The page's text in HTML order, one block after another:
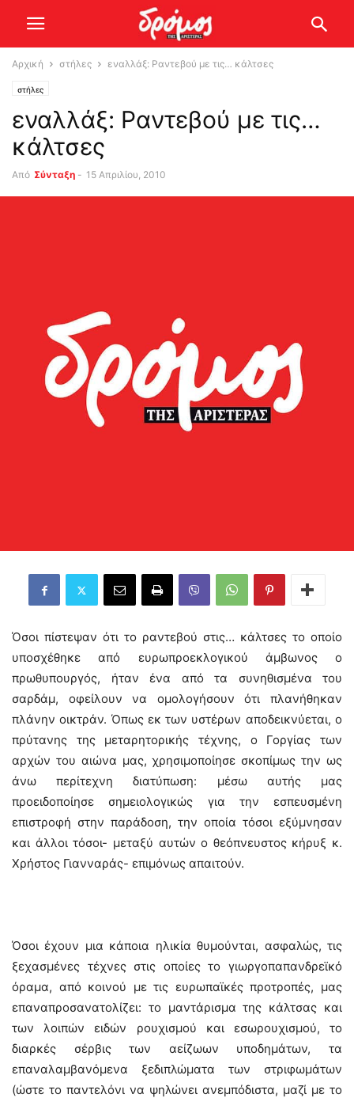
Αρχική στήλες εναλλάξ: Ραντεβού με τις… κάλτσες
στήλες
εναλλάξ: Ραντεβού με τις…
κάλτσες
Από Σύνταξη - 15 Απριλίου, 2010
Όσοι πίστεψαν ότι το ραντεβού στις… κάλτσες το οποίο
υποσχέθηκε από ευρωπροεκλογικού άμβωνος ο
πρωθυπουργός, ήταν ένα από τα συνηθισμένα του
σαρδάμ, οφείλουν να ομολογήσουν ότι πλανήθηκαν
πλάνην οικτράν. Όπως εκ των υστέρων αποδεικνύεται, ο
πρύτανης της μεταρητορικής τέχνης, ο Γοργίας των
αρχών του αιώνα μας, χρησιμοποίησε σκοπίμως την ως
άνω περίτεχνη διατύπωση: μέσω αυτής μας
προειδοποίησε σημειολογικώς για την εσπευσμένη
επιστροφή στην παράδοση, την οποία τόσοι εξύμνησαν
και άλλοι τόσοι- μεταξύ αυτών ο θεόπνευστος κήρυξ κ.
Χρήστος Γιανναράς- επιμόνως απαιτούν.
Όσοι έχουν μια κάποια ηλικία θυμούνται, ασφαλώς, τις
ξεχασμένες τέχνες στις οποίες το γιωργοπαπανδρεϊκό
όραμα, από κοινού με τις ευρωπαϊκές προτροπές, μας
επαναπροσανατολίζει: το μαντάρισμα της κάλτσας και
των λοιπών ειδών ρουχισμού και εσωρουχισμού, το
διαρκές σέρβις των αείζωων υποδημάτων, τα
επαναλαμβανόμενα ξεδιπλώματα των στριφωμάτων
(ώστε το παντελόνι να ψηλώνει ανεμπόδιστα, μαζί με το